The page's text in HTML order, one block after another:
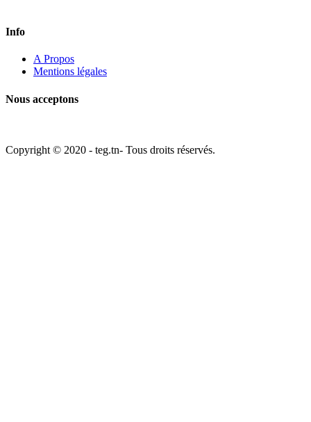
Info
A Propos
Mentions légales
Nous acceptons
Copyright © 2020 - teg.tn- Tous droits réservés.